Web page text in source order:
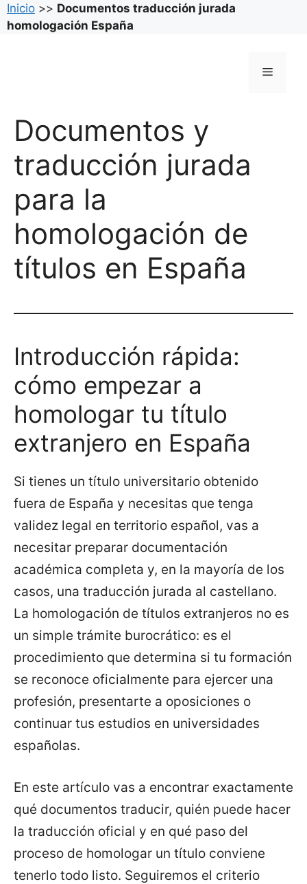
Inicio >> Documentos traducción jurada
homologación España
Menú
Documentos y
traducción jurada
para la
homologación de
títulos en España
Introducción rápida:
cómo empezar a
homologar tu título
extranjero en España
Si tienes un título universitario obtenido
fuera de España y necesitas que tenga
validez legal en territorio español, vas a
necesitar preparar documentación
académica completa y, en la mayoría de los
casos, una traducción jurada al castellano.
La homologación de títulos extranjeros no es
un simple trámite burocrático: es el
procedimiento que determina si tu formación
se reconoce oficialmente para ejercer una
profesión, presentarte a oposiciones o
continuar tus estudios en universidades
españolas.
En este artículo vas a encontrar exactamente
qué documentos traducir, quién puede hacer
la traducción oficial y en qué paso del
proceso de homologar un título conviene
tenerlo todo listo. Seguiremos el criterio